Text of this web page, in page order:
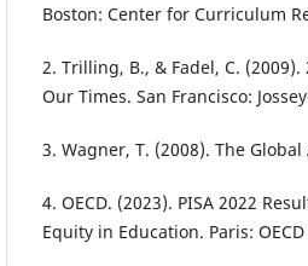
Boston: Center for Curriculum
2. Trilling, B., & Fadel, C.
Our Times. San Francisco:
3. Wagner, T. (2008). The
4. OECD. (2023). PISA 2022
Equity in Education. Paris: